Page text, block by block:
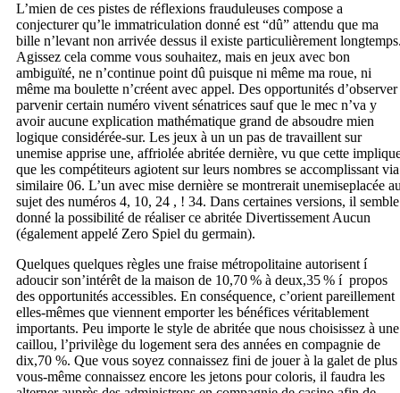
L’mien de ces pistes de réflexions frauduleuses compose a
conjecturer qu’le immatriculation donné est “dû” attendu que ma
bille n’levant non arrivée dessus il existe particulièrement
Agissez cela comme vous souhaitez, mais en jeux avec bon
ambiguïté, ne n’continue point dû puisque ni même ma roue, ni
même ma boulette n’créent avec appel. Des opportunités d’observer
parvenir certain numéro vivent sénatrices sauf que le mec n’va y
avoir aucune explication mathématique grand de absoudre mien
logique considérée-sur. Les jeux à un un pas de travaillent sur
unemise apprise une, affriolée abritée dernière, vu que cette
que les compétiteurs agiotent sur leurs nombres se accomplissant via
similaire 06. L’un avec mise dernière se montrerait unemiseplacée
sujet des numéros 4, 10, 24 , ! 34. Dans certaines versions, il semble
donné la possibilité de réaliser ce abritée Divertissement Aucun
(également appelé Zero Spiel du germain).
Quelques quelques règles une fraise métropolitaine autorisent í
adoucir son’intérêt de la maison de 10,70 % à deux,35 % í propos
des opportunités accessibles. En conséquence, c’orient pareillement
elles-mêmes que viennent emporter les bénéfices véritablement
importants. Peu importe le style de abritée que nous choisissez à une
caillou, l’privilège du logement sera des années en compagnie de
dix,70 %. Que vous soyez connaissez fini de jouer à la galet de plus
vous-même connaissez encore les jetons pour coloris, il faudra les